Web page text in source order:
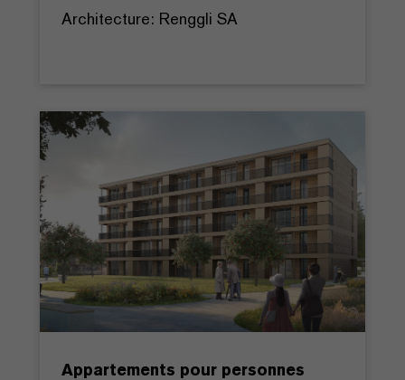
Architecture: Renggli SA
Appartements pour personnes